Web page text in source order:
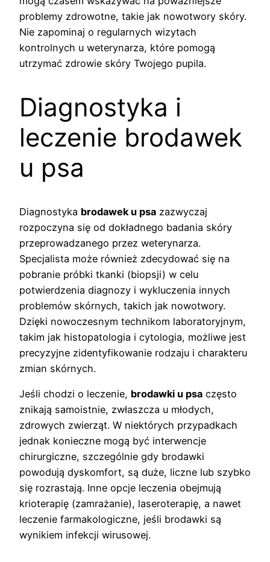
problemy zdrowotne, takie jak nowotwory skóry.
Nie zapominaj o regularnych wizytach
kontrolnych u weterynarza, które pomogą
utrzymać zdrowie skóry Twojego pupila.
Diagnostyka i
leczenie brodawek
u psa
Diagnostyka brodawek u psa zazwyczaj
rozpoczyna się od dokładnego badania skóry
przeprowadzanego przez weterynarza.
Specjalista może również zdecydować się na
pobranie próbki tkanki (biopsji) w celu
potwierdzenia diagnozy i wykluczenia innych
problemów skórnych, takich jak nowotwory.
Dzięki nowoczesnym technikom laboratoryjnym,
takim jak histopatologia i cytologia, możliwe jest
precyzyjne zidentyfikowanie rodzaju i charakteru
zmian skórnych.
Jeśli chodzi o leczenie, brodawki u psa często
znikają samoistnie, zwłaszcza u młodych,
zdrowych zwierząt. W niektórych przypadkach
jednak konieczne mogą być interwencje
chirurgiczne, szczególnie gdy brodawki
powodują dyskomfort, są duże, liczne lub szybko
się rozrastają. Inne opcje leczenia obejmują
krioterapię (zamrażanie), laseroterapię, a nawet
leczenie farmakologiczne, jeśli brodawki są
wynikiem infekcji wirusowej.